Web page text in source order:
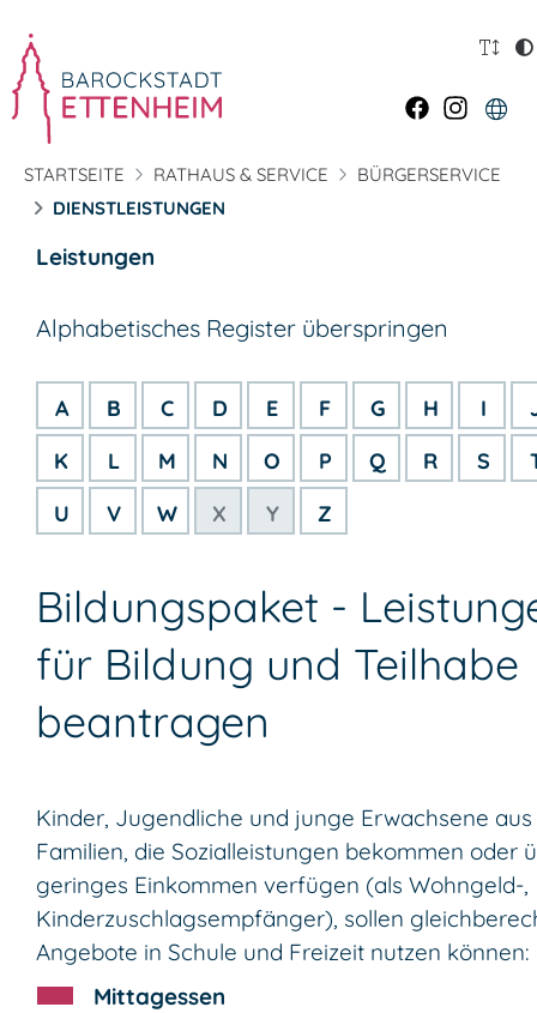
STARTSEITE RATHAUS & SERVICE
BÜRGERSERVICE
DIENSTLEISTUNGEN
Leistungen
Alphabetisches Register überspringen
A B C D E F G H I
K
L M N O P Q R S
U
V W X Y Z
Bildungspaket -
für Bildung und Teilhabe
beantragen
Kinder, Jugendliche und junge Erwachsene aus
Familien, die Sozialleistungen bekommen oder
geringes Einkommen verfügen (als Wohngeld-,
Kinderzuschlagsempfänger), sollen
Angebote in Schule und Freizeit nutzen können:
Mittagessen